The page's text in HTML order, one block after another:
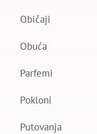
Običaji
Obuća
Parfemi
Pokloni
Putovanja